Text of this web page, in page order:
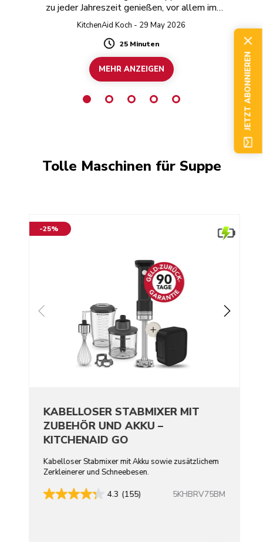
zu jeder Jahreszeit genießen, vor allem im
Sommer, wenn es frischen Mais gibt!
KitchenAid Koch - 29 May 2026
Duration
25 Minuten
MEHR ANZEIGEN
Tolle Maschinen für Suppe
-25%
KABELLOSER STABMIXER MIT
ZUBEHÖR UND AKKU –
KITCHENAID GO
Kabelloser Stabmixer mit Akku sowie zusätzlichem
Zerkleinerer und Schneebesen.
4.3 (155) 5KHBRV75BM
JETZT ABONNIEREN